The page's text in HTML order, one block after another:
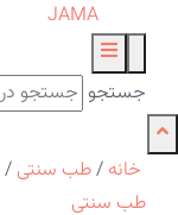
JAMA
جستجو
خانه /طب سنتی /
طب سنتی